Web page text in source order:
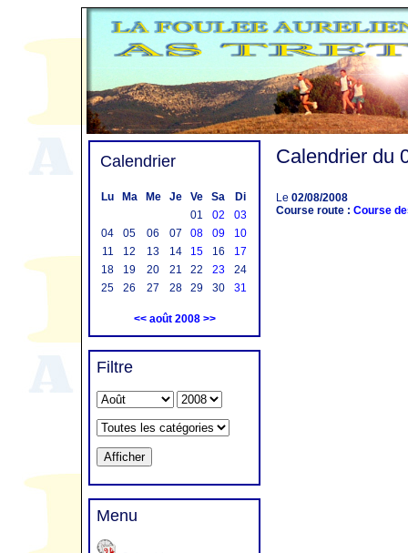
Calendrier
Lu Ma Me Je Ve Sa
Di
01
02
03
04
05 06 07 08 09
10
11
12 13 14 15 16
17
18
19 20 21 22 23
24
25
26 27 28 29 30 31
<< août 2008 >>
Filtre
Menu
Calendrier du
Le 02/08/2008
Course route : Course